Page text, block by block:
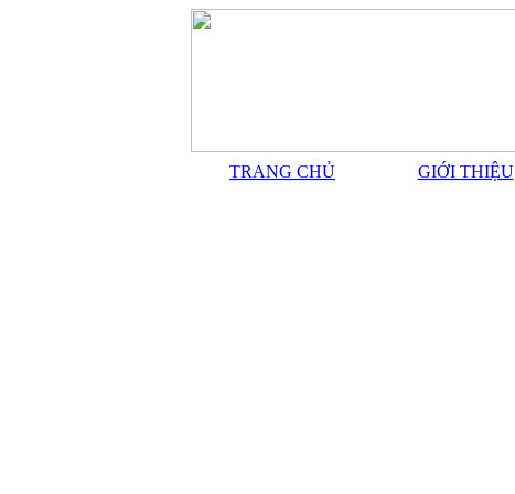
TRANG CHỦ GIỚI THIỆU